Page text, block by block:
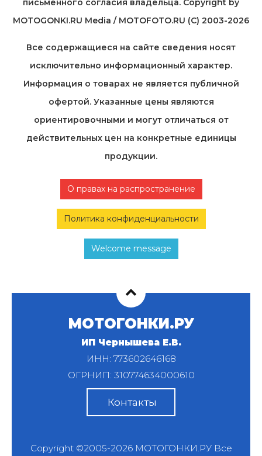
письменного согласия владельца. Copyright by
MOTOGONKI.RU Media / MOTOFOTO.RU (C) 2003-2026
Все содержащиеся на cайте сведения носят
исключительно информационный характер.
Информация о товарах не является публичной
офертой. Указанные цены являются
ориентировочными и могут отличаться от
действительных цен на конкретные единицы
продукции.
О правах на распространение
Политика конфиденциальности
Welcome message
МОТОГОНКИ.РУ
ИП Чернышева Е.В.
ИНН: 773602646168
ОГРНИП: 310774634000610
Контакты
Copyright ©2005-2026 МОТОГОНКИ.РУВсе